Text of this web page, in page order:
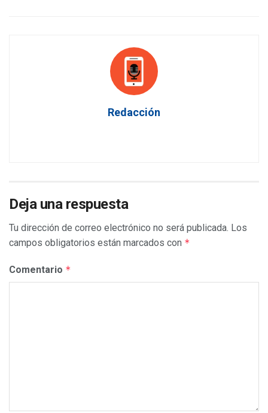
Redacción
Deja una respuesta
Tu dirección de correo electrónico no será publicada. Los
campos obligatorios están marcados con *
Comentario *